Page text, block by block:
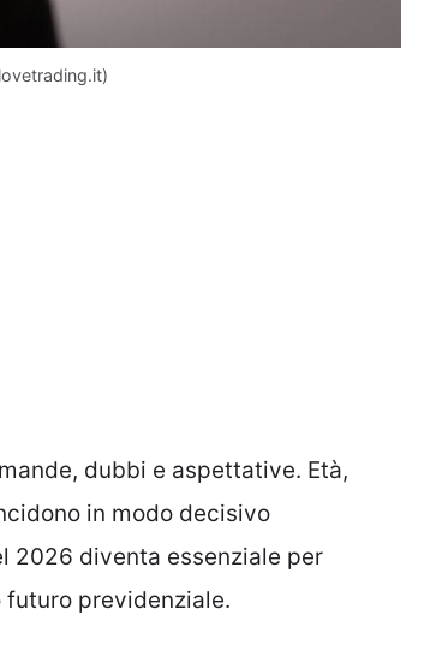
dubbi e aspettative. Età,
in modo decisivo
2026 diventa essenziale per
previdenziale.